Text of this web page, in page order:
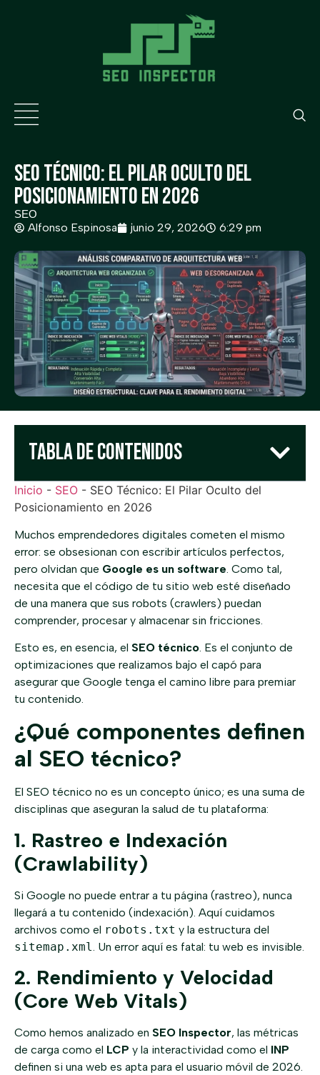
SEO Técnico: El Pilar Oculto del
Posicionamiento en 2026
SEO
Alfonso Espinosa junio 29, 2026 6:29 pm
Tabla de Contenidos
Inicio - SEO - SEO Técnico: El Pilar Oculto del
Posicionamiento en 2026
Muchos emprendedores digitales cometen el mismo
error: se obsesionan con escribir artículos perfectos,
pero olvidan que Google es un software . Como tal,
necesita que el código de tu sitio web esté diseñado
de una manera que sus robots (crawlers) puedan
comprender, procesar y almacenar sin fricciones.
Esto es, en esencia, el SEO técnico. Es el conjunto de
optimizaciones que realizamos bajo el capó para
asegurar que Google tenga el camino libre para premiar
tu contenido.
¿Qué componentes definen
al SEO técnico?
El SEO técnico no es un concepto único; es una suma de
disciplinas que aseguran la salud de tu plataforma:
1. Rastreo e Indexación
(Crawlability)
Si Google no puede entrar a tu página (rastreo), nunca
llegará a tu contenido (indexación). Aquí cuidamos
archivos como el robots.txt y la estructura del
sitemap.xml
. Un error aquí es fatal: tu web es invisible.
2. Rendimiento y Velocidad
(Core Web Vitals)
Como hemos analizado en SEO Inspector, las métricas
de carga como el LCP y la interactividad como el INP
definen si una web es apta para el usuario móvil de 2026.